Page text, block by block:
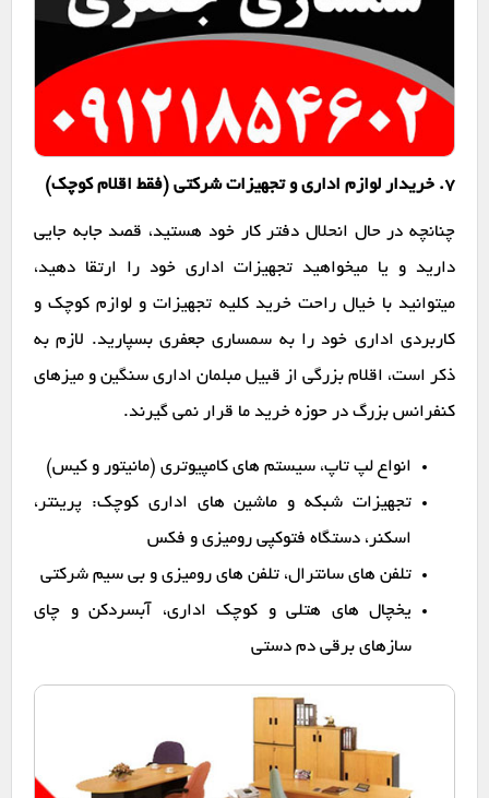
7. خریدار لوازم اداری و تجهیزات شرکتی (فقط اقلام کوچک)
چنانچه در حال انحلال دفتر کار خود هستید، قصد جابه جایی
دارید و یا میخواهید تجهیزات اداری خود را ارتقا دهید،
میتوانید با خیال راحت خرید کلیه تجهیزات و لوازم کوچک و
کاربردی اداری خود را به سمساری جعفری بسپارید. لازم به
ذکر است، اقلام بزرگی از قبیل مبلمان اداری سنگین و میزهای
کنفرانس بزرگ در حوزه خرید ما قرار نمی گیرند.
انواع لپ تاپ، سیستم های کامپیوتری (مانیتور و کیس)
تجهیزات شبکه و ماشین های اداری کوچک: پرینتر،
اسکنر، دستگاه فتوکپی رومیزی و فکس
تلفن های سانترال، تلفن های رومیزی و بی سیم شرکتی
یخچال های هتلی و کوچک اداری، آبسردکن و چای
سازهای برقی دم دستی